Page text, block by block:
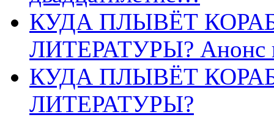
КУДА ПЛЫВЁТ
ЛИТЕРАТУРЫ? Анонс
КУДА ПЛЫВЁТ
ЛИТЕРАТУРЫ?